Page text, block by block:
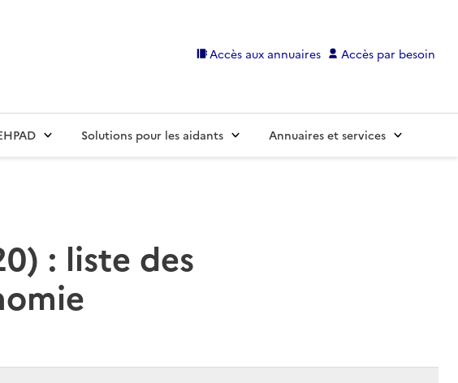
Accès aux annuaires Accès par besoin
Solutions pour les aidants Annuaires et services
: liste des